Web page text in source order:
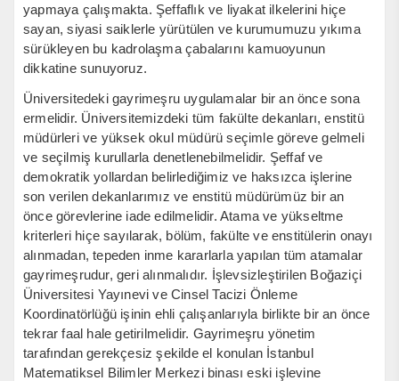
yapmaya çalışmakta. Şeffaflık ve liyakat ilkelerini hiçe
sayan, siyasi saiklerle yürütülen ve kurumumuzu yıkıma
sürükleyen bu kadrolaşma çabalarını kamuoyunun
dikkatine sunuyoruz.
Üniversitedeki gayrimeşru uygulamalar bir an önce sona
ermelidir. Üniversitemizdeki tüm fakülte dekanları, enstitü
müdürleri ve yüksek okul müdürü seçimle göreve gelmeli
ve seçilmiş kurullarla denetlenebilmelidir. Şeffaf ve
demokratik yollardan belirlediğimiz ve haksızca işlerine
son verilen dekanlarımız ve enstitü müdürümüz bir an
önce görevlerine iade edilmelidir. Atama ve yükseltme
kriterleri hiçe sayılarak, bölüm, fakülte ve enstitülerin onayı
alınmadan, tepeden inme kararlarla yapılan tüm atamalar
gayrimeşrudur, geri alınmalıdır. İşlevsizleştirilen Boğaziçi
Üniversitesi Yayınevi ve Cinsel Tacizi Önleme
Koordinatörlüğü işinin ehli çalışanlarıyla birlikte bir an önce
tekrar faal hale getirilmelidir. Gayrimeşru yönetim
tarafından gerekçesiz şekilde el konulan İstanbul
Matematiksel Bilimler Merkezi binası eski işlevine